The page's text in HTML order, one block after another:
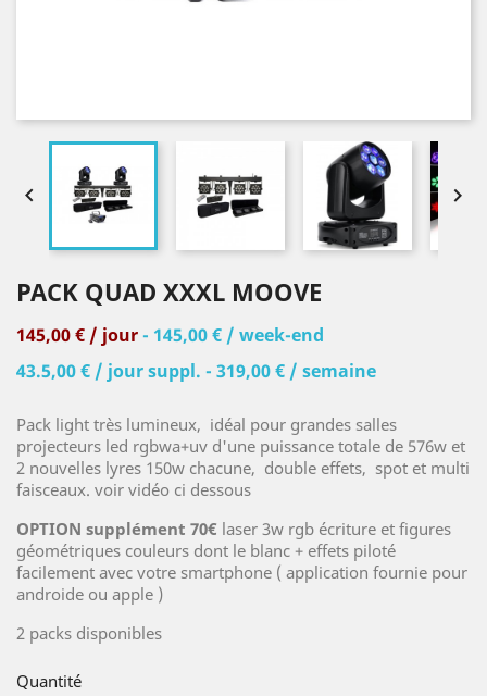
 
PACK QUAD XXXL MOOVE
145,00 € / jour- 145,00 € / week-end
43.5,00 € / jour suppl. - 319,00 € / semaine
Pack light très lumineux, idéal pour grandes salles
projecteurs led rgbwa+uv d'une puissance totale de 576w et
2 nouvelles lyres 150w chacune, double effets, spot et multi
faisceaux. voir vidéo ci dessous
OPTION supplément 70€ laser 3w rgb écriture et figures
géométriques couleurs dont le blanc + effets piloté
facilement avec votre smartphone ( application fournie pour
androide ou apple )
2 packs disponibles
Quantité